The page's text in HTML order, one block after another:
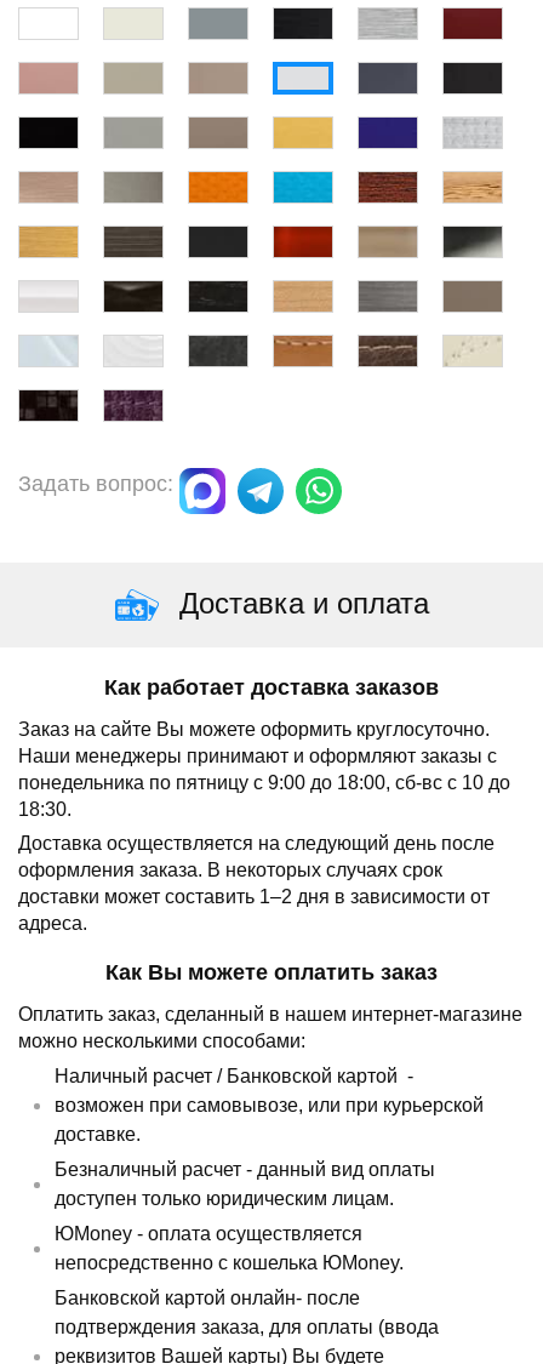
Задать вопрос:
Доставка и оплата
Как работает доставка заказов
Заказ на сайте Вы можете оформить круглосуточно.
Наши менеджеры принимают и оформляют заказы с
понедельника по пятницу с 9:00 до 18:00, сб-вс с 10 до
18:30.
Доставка осуществляется на следующий день после
оформления заказа. В некоторых случаях срок
доставки может составить 1–2 дня в зависимости от
адреса.
Как Вы можете оплатить заказ
Оплатить заказ, сделанный в нашем интернет-магазине
можно несколькими способами:
Наличный расчет / Банковской картой -
возможен при самовывозе, или при курьерской
доставке.
Безналичный расчет - данный вид оплаты
доступен только юридическим лицам.
ЮMoney - оплата осуществляется
непосредственно с кошелька ЮMoney.
Банковской картой онлайн- после
подтверждения заказа, для оплаты (ввода
реквизитов Вашей карты) Вы будете